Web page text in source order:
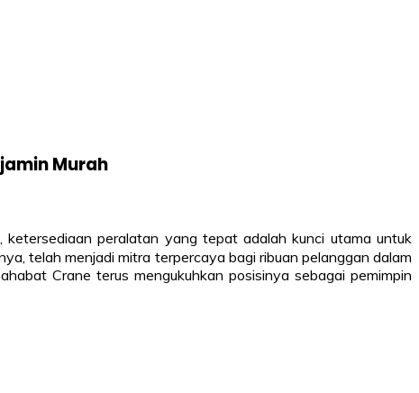
Murah
ketersediaan peralatan yang tepat adalah kunci utama untuk
telah menjadi mitra terpercaya bagi ribuan pelanggan dalam
Crane terus mengukuhkan posisinya sebagai pemimpin